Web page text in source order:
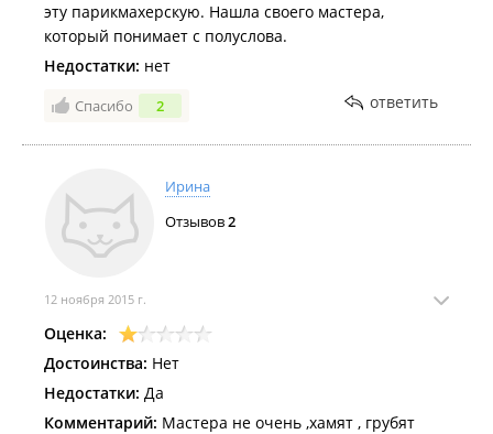
эту парикмахерскую. Нашла своего мастера,
который понимает с полуслова.
Недостатки: нет
Спасибо 2 ответить
Ирина
Отзывов2
12 ноября 2015 г.
Оценка:
Достоинства: Нет
Недостатки: Да
Комментарий: Мастера не очень ,хамят , грубят